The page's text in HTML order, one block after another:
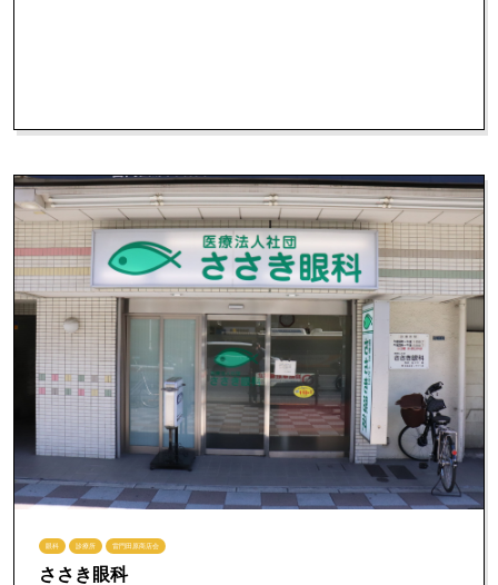
眼科 診療所 雷門田原商店会
ささき眼科